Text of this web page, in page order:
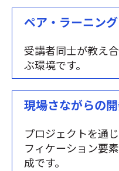
ペア・ラーニング
受講者同士が教え
ぶ環境です。
現場さながらの
プロジェクトを通
フィケーション要
成です。